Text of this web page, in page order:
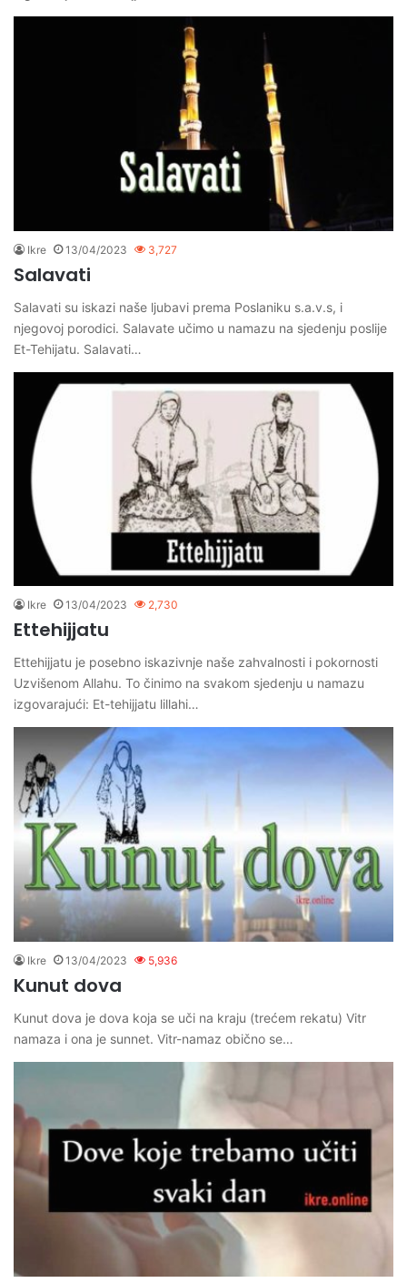
Ikre 13/04/2023 3,727
Salavati
Salavati su iskazi naše ljubavi prema Poslaniku s.a.v.s, i
njegovoj porodici. Salavate učimo u namazu na sjedenju poslije
Et-Tehijatu. Salavati…
Ikre 13/04/2023 2,730
Ettehijjatu
Ettehijjatu je posebno iskazivnje naše zahvalnosti i pokornosti
Uzvišenom Allahu. To činimo na svakom sjedenju u namazu
izgovarajući: Et-tehijjatu lillahi…
Ikre 13/04/2023 5,936
Kunut dova
Kunut dova je dova koja se uči na kraju (trećem rekatu) Vitr
namaza i ona je sunnet. Vitr-namaz obično se…